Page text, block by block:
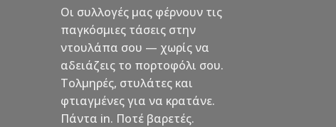
Οι συλλογές μας φέρνουν τις
παγκόσμιες τάσεις στην
ντουλάπα σου — χωρίς να
αδειάζεις το πορτοφόλι σου.
Τολμηρές, στυλάτες και
φτιαγμένες για να κρατάνε.
Πάντα in. Ποτέ βαρετές.